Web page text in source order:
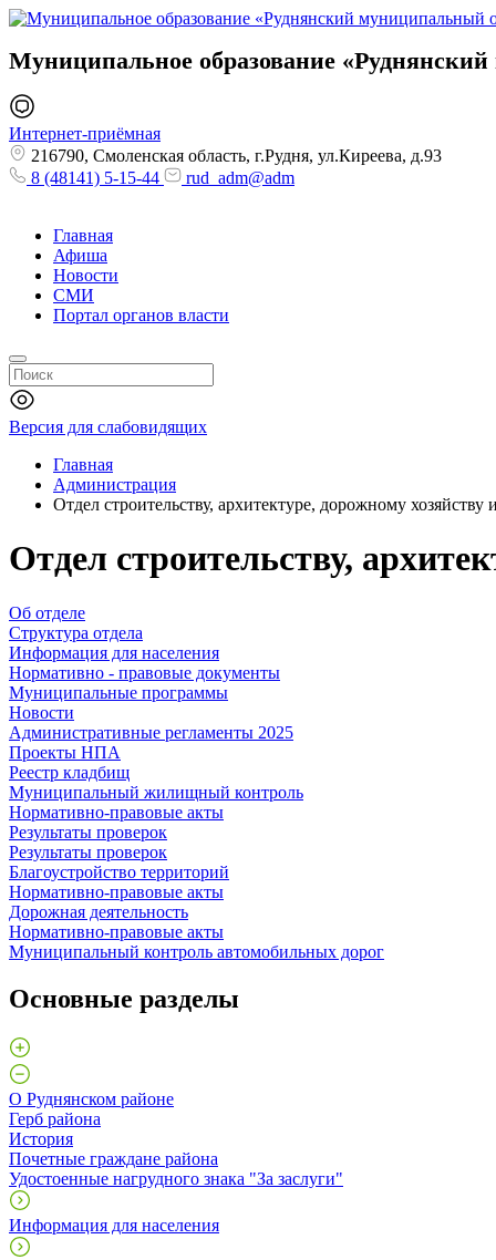
Муниципальное образование
Интернет-приёмная
216790, Смоленская область, г.Рудня, ул.Киреева, д.93
8 (48141) 5-15-44
rud_adm@adm
Главная
Афиша
Новости
СМИ
Портал органов власти
Версия для слабовидящих
Главная
Администрация
Отдел строительству, архитектуре, дорожному хозяйству
Отдел строительству,
Об отделе
Структура отдела
Информация для населения
Нормативно - правовые документы
Муниципальные программы
Новости
Административные регламенты 2025
Проекты НПА
Реестр кладбищ
Муниципальный жилищный контроль
Нормативно-правовые акты
Результаты проверок
Результаты проверок
Благоустройство территорий
Нормативно-правовые акты
Дорожная деятельность
Нормативно-правовые акты
Муниципальный контроль автомобильных дорог
Основные разделы
О Руднянском районе
Герб района
История
Почетные граждане района
Удостоенные нагрудного знака "За заслуги"
Информация для населения